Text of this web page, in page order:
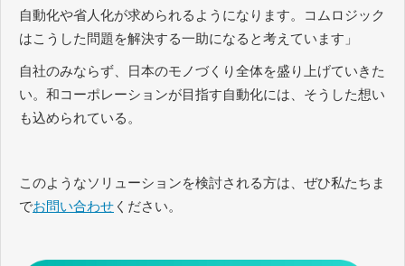
自動化や省人化が求められるようになります。コムロジック
はこうした問題を解決する一助になると考えています」
自社のみならず、日本のモノづくり全体を盛り上げていきた
い。和コーポレーションが目指す自動化には、そうした想い
も込められている。
このようなソリューションを検討される方は、ぜひ私たちま
でお問い合わせ ください。